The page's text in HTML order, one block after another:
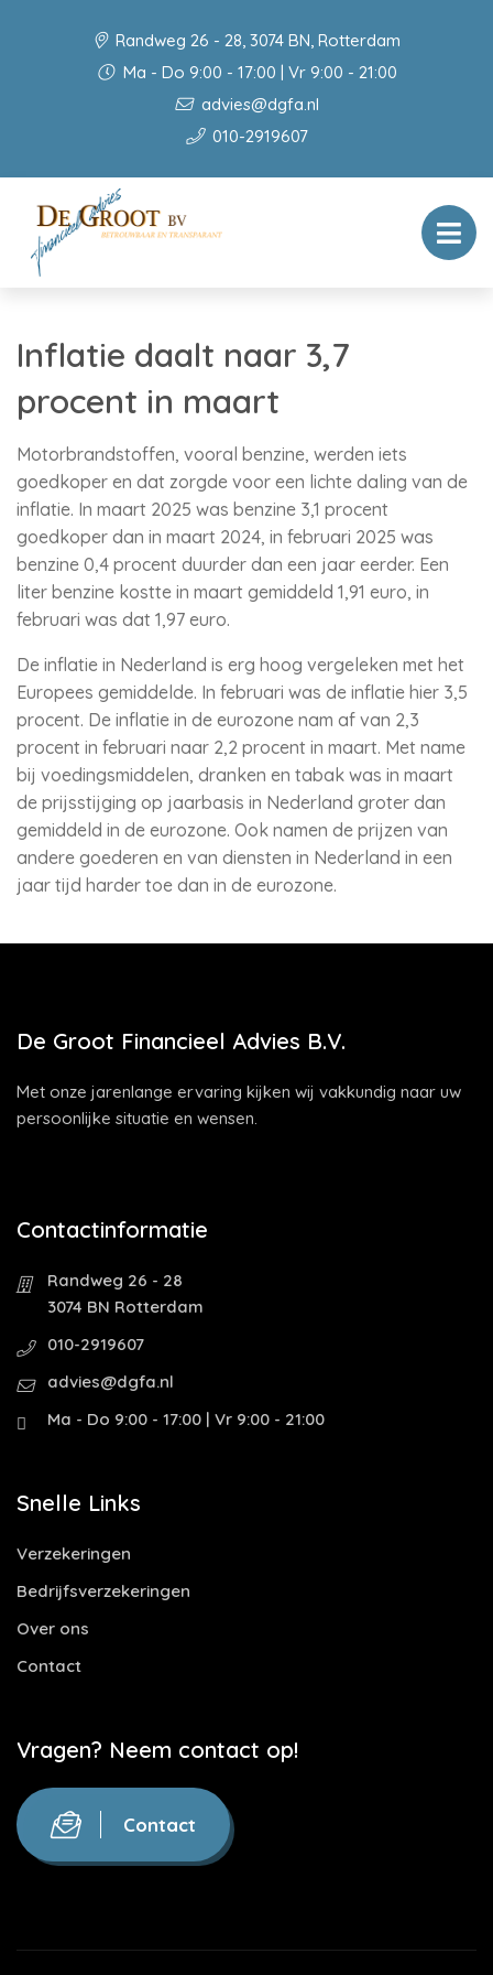
Randweg 26 - 28, 3074 BN, Rotterdam
Ma - Do 9:00 - 17:00 | Vr 9:00 - 21:00
advies@dgfa.nl
010-2919607
Inflatie daalt naar 3,7
procent in maart
Motorbrandstoffen, vooral benzine, werden iets
goedkoper en dat zorgde voor een lichte daling van de
inflatie. In maart 2025 was benzine 3,1 procent
goedkoper dan in maart 2024, in februari 2025 was
benzine 0,4 procent duurder dan een jaar eerder. Een
liter benzine kostte in maart gemiddeld 1,91 euro, in
februari was dat 1,97 euro.
De inflatie in Nederland is erg hoog vergeleken met het
Europees gemiddelde. In februari was de inflatie hier 3,5
procent. De inflatie in de eurozone nam af van 2,3
procent in februari naar 2,2 procent in maart. Met name
bij voedingsmiddelen, dranken en tabak was in maart
de prijsstijging op jaarbasis in Nederland groter dan
gemiddeld in de eurozone. Ook namen de prijzen van
andere goederen en van diensten in Nederland in een
jaar tijd harder toe dan in de eurozone.
De Groot Financieel Advies B.V.
Met onze jarenlange ervaring kijken wij vakkundig naar uw
persoonlijke situatie en wensen.
Contactinformatie
Randweg 26 - 28
3074 BN Rotterdam
010-2919607
advies@dgfa.nl
Ma - Do 9:00 - 17:00 | Vr 9:00 - 21:00
Snelle Links
Verzekeringen
Bedrijfsverzekeringen
Over ons
Contact
Vragen? Neem contact op!
Contact